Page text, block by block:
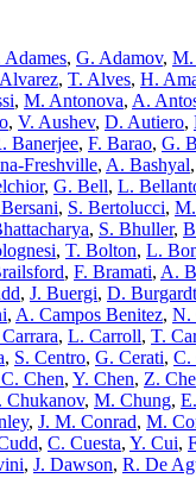
, G. Adamov, M.
, T. Alves, H.
, M. Antonova, A.
, V. Aushev, D. Autiero,
Banerjee, F. Barao, G.
Freshville, A. Bashyal,
, G. Bell, L.
, S. Bertolucci,
, S. Bhuller,
, T. Bolton, L.
, F. Bramati, A.
, J. Buergi, D. Burgardt
, A. Campos Benitez, N.
, L. Carroll, T.
, S. Centro, G. Cerati, C.
Chen, Y. Chen, Z.
Chukanov, M. Chung,
, J. M. Conrad, M.
, C. Cuesta, Y. Cui,
, J. Dawson, R. De